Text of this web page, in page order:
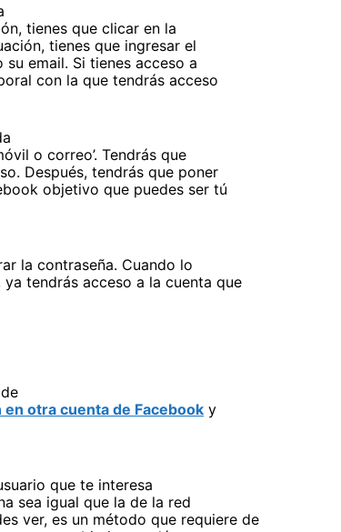
tienes que clicar en la
tienes que ingresar el
email. Si tienes acceso a
con la que tendrás acceso
o correo’. Tendrás que
Después, tendrás que poner
objetivo que puedes ser tú
la contraseña. Cuando lo
tendrás acceso a la cuenta que
otra cuenta de Facebook y
que te interesa
sea igual que la de la red
ver, es un método que requiere de